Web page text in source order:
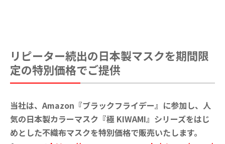
リピーター続出の日本製マスクを期間限
定の特別価格でご提供
当社は、Amazon『ブラックフライデー』に参加し、人
気の日本製カラーマスク『極 KIWAMI』シリーズをはじ
めとした不織布マスクを特別価格で販売いたします。